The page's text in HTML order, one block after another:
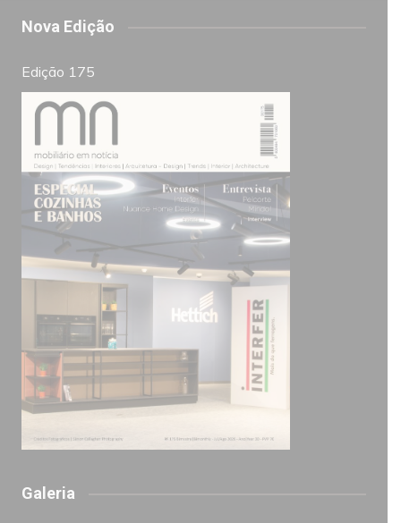
Nova Edição
Edição 175
Galeria